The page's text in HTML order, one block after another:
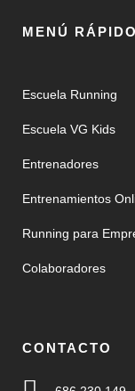
MENÚ RÁPIDO
Escuela Running
Escuela VG Kids
Entrenadores
Entrenamientos
Running para
Colaboradores
CONTACTO